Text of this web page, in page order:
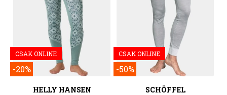
CSAK ONLINE
-20%
HELLY HANSEN
CSAK ONLINE
-50%
SCHÖFFEL